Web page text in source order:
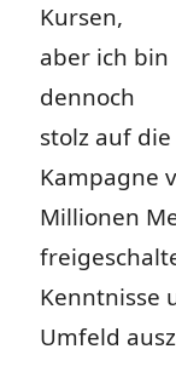
Kursen,
aber ich bin
dennoch
stolz auf
Kampagne
Millionen
Kenntnisse
Umfeld